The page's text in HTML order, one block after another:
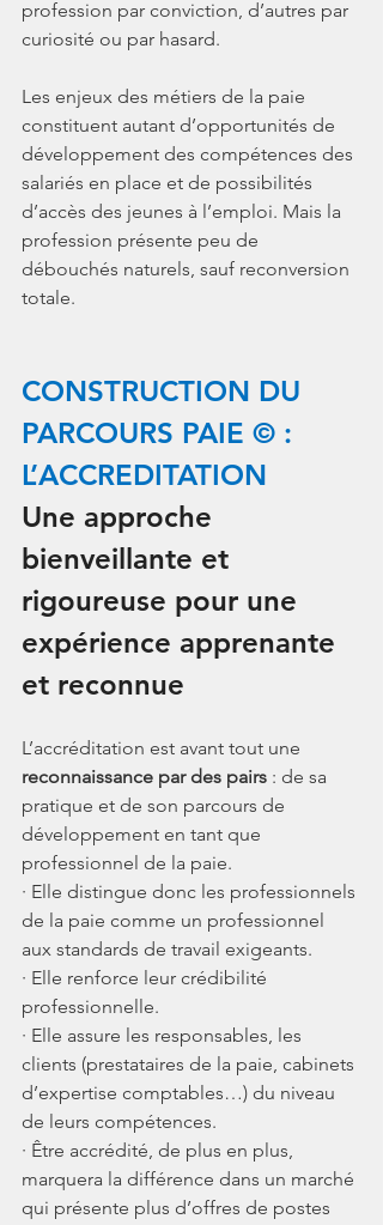
profession par conviction, d’autres par
curiosité ou par hasard.
Les enjeux des métiers de la paie
constituent autant d’opportunités de
développement des compétences des
salariés en place et de possibilités
d’accès des jeunes à l’emploi. Mais la
profession présente peu de
débouchés naturels, sauf reconversion
totale.
CONSTRUCTION DU
PARCOURS PAIE © :
L’ACCREDITATION
Une approche
bienveillante et
rigoureuse pour une
expérience apprenante
et reconnue
L’accréditation est avant tout une
reconnaissance par des pairs : de sa
pratique et de son parcours de
développement en tant que
professionnel de la paie.
· Elle distingue donc les professionnels
de la paie comme un professionnel
aux standards de travail exigeants.
· Elle renforce leur crédibilité
professionnelle.
· Elle assure les responsables, les
clients (prestataires de la paie, cabinets
d’expertise comptables…) du niveau
de leurs compétences.
· Être accrédité, de plus en plus,
marquera la différence dans un marché
qui présente plus d’offres de postes